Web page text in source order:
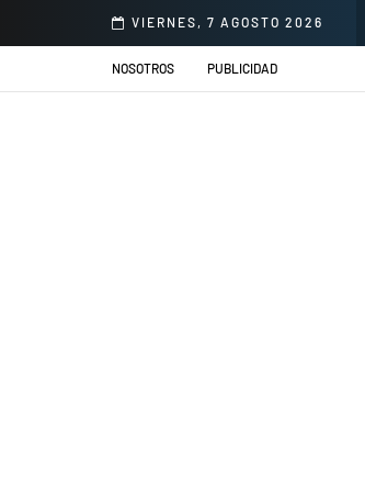
VIERNES, 7 AGOSTO 2026
se presentarán en el Jardín de la Cerveza Arequipeña
NOSOTROS PUBLICIDAD